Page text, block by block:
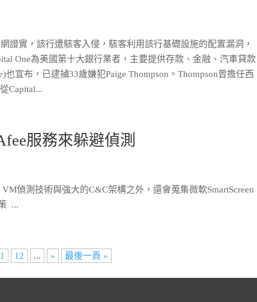
證實，該行遭駭客入侵，駭客利用該行基礎設施的配置漏洞，
One為美國第十大銀行業者，主要提供存款、金融、汽車貸款
宣布，已逮捕33歲嫌犯Paige Thompson。Thompson曾擔任西
Capital...
服務來躲避偵測
偵測技術與強大的C&C架構之外，還會蒐集微軟SmartScreen
...
12 ... » 最後一頁 »